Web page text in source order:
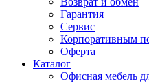
Гарантия
Сервис
Корпоративным
Оферта
Каталог
Офисная мебель